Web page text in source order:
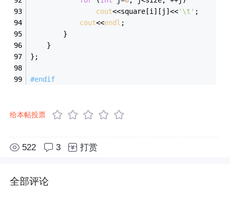
cout<<square[i][j]<<'\t' ;
cout<<endl ;
		}
	}
};
#endif
给本帖投票
522 3 打赏
全部评论